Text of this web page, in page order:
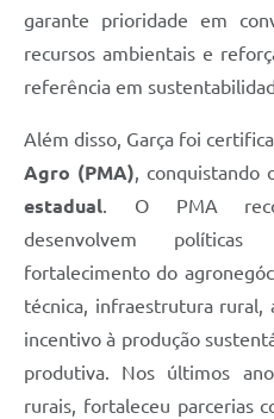
garante prioridade em
recursos ambientais e
referência em
Além disso, Garça foi
Agro (PMA), conquistando
estadual. O PMA
desenvolvem
fortalecimento do
técnica, infraestrutura rural,
incentivo à produção
produtiva. Nos últimos
rurais, fortaleceu parcerias